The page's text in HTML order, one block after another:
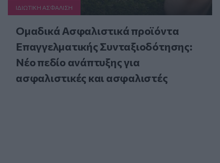
ΙΔΙΩΤΙΚΗ ΑΣΦAΛΙΣΗ
Ομαδικά Ασφαλιστικά προϊόντα
Επαγγελματικής Συνταξιοδότησης:
Νέο πεδίο ανάπτυξης για
ασφαλιστικές και ασφαλιστές